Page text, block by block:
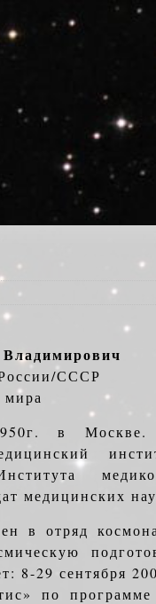
СССР
мира
в
медицинских
в отряд
8-29 сентября
по